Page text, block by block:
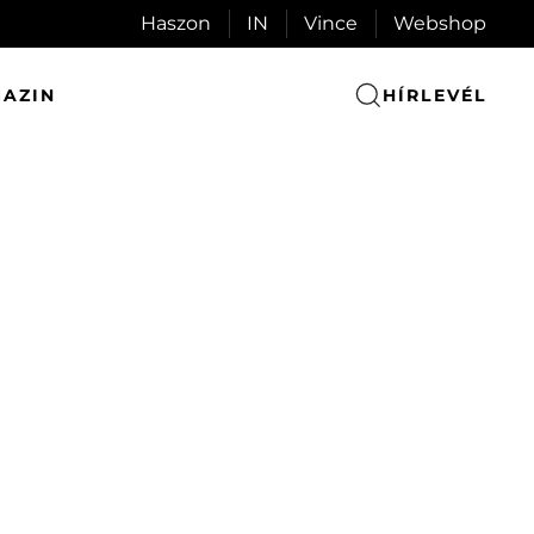
Haszon IN Vince Webshop
HÍRLEVÉL